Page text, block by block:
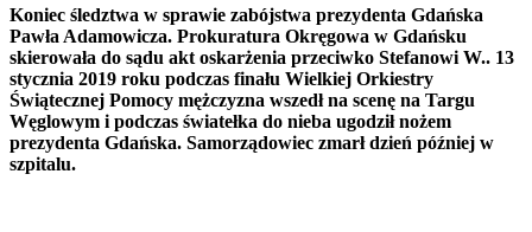
Koniec śledztwa w sprawie zabójstwa prezydenta Gdańska
Pawła Adamowicza. Prokuratura Okręgowa w Gdańsku
skierowała do sądu akt oskarżenia przeciwko Stefanowi W.. 13
stycznia 2019 roku podczas finału Wielkiej Orkiestry
Świątecznej Pomocy mężczyzna wszedł na scenę na Targu
Węglowym i podczas światełka do nieba ugodził nożem
prezydenta Gdańska. Samorządowiec zmarł dzień później w
szpitalu.